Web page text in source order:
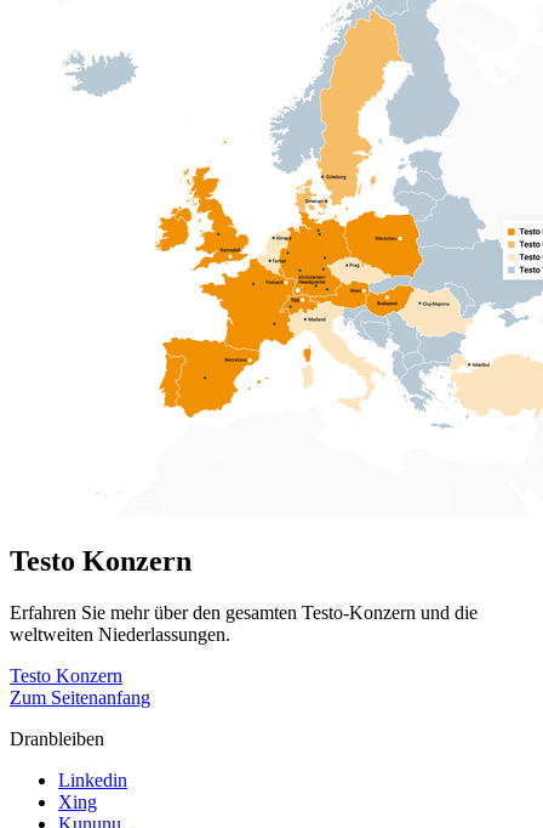
Testo Konzern
Erfahren Sie mehr über den gesamten Testo-Konzern und die
weltweiten Niederlassungen.
Testo Konzern
Zum Seitenanfang
Dranbleiben
Linkedin
Xing